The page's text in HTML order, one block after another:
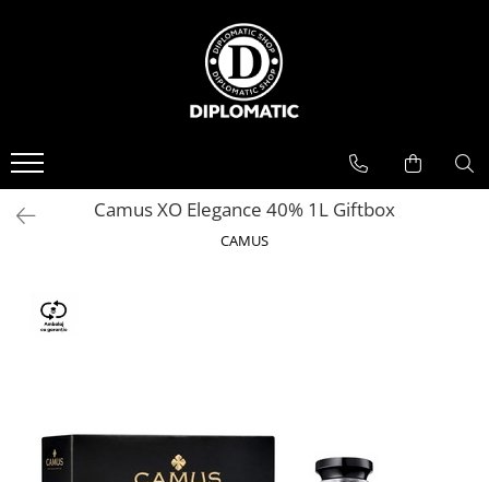
PARFUMURI
Camus XO Elegance 40% 1L Giftbox
CAMUS